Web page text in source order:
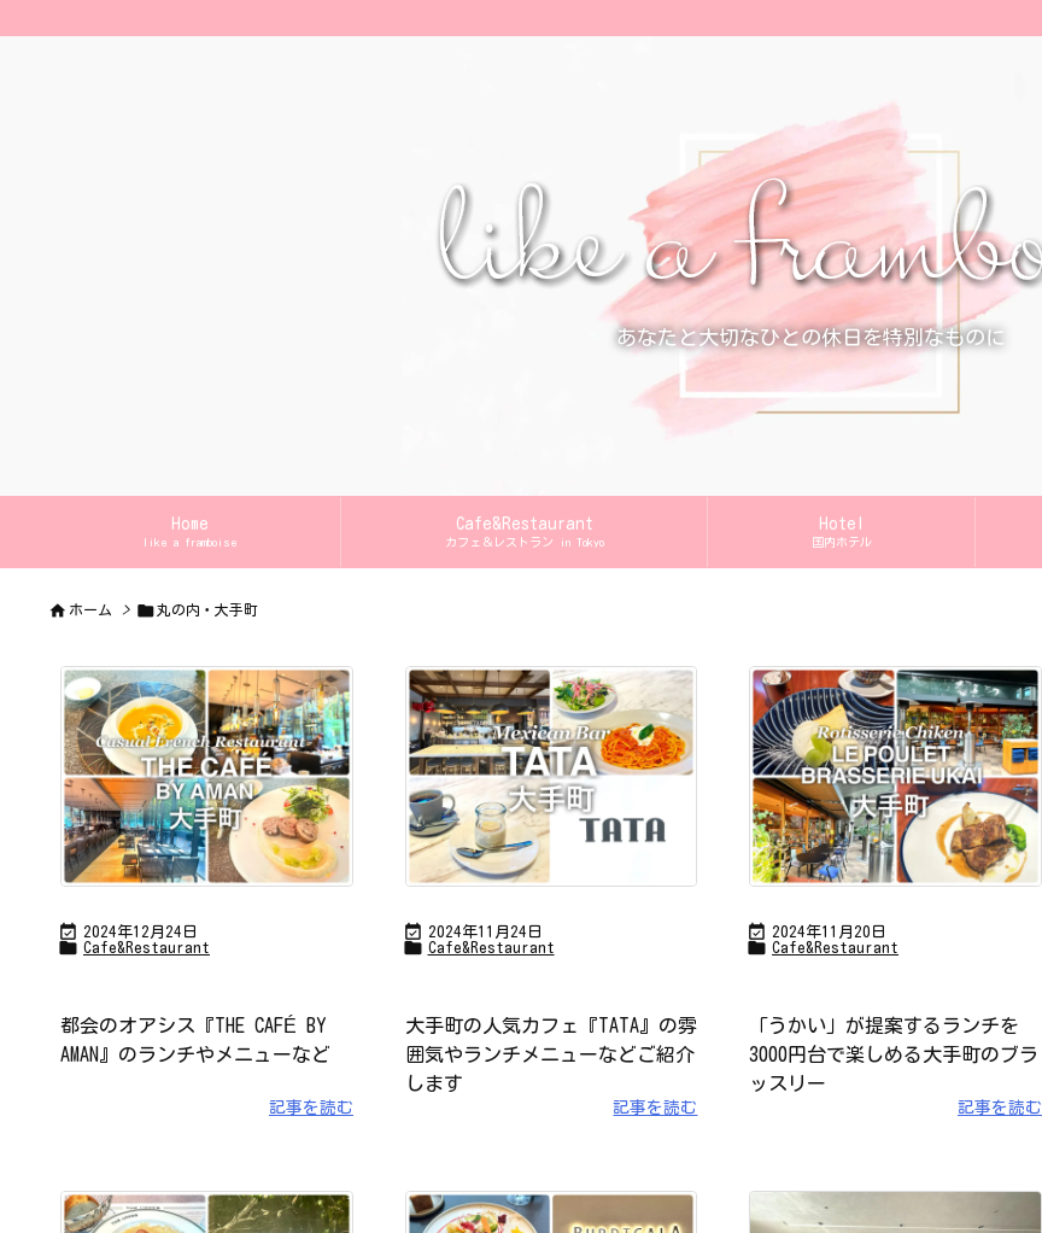
あなたと大切なひとの休日を特別なものに
Home
like a framboise
Cafe&Restaurant
カフェ＆レストラン in Tokyo
Hotel
国内ホテル
 ホーム > 丸の内・大手町
 2024年12月24日
 Cafe&Restaurant
都会のオアシス『THE CAFÉ BY
AMAN』のランチやメニューなど
記事を読む
 2024年11月24日
 Cafe&Restaurant
大手町の人気カフェ『TATA』の雰
囲気やランチメニューなどご紹介
します
記事を読む
 2024年11月20日
 Cafe&Restaurant
「うかい」が提案するランチを
3000円台で楽しめる大手町のブラ
ッスリー
記事を読む